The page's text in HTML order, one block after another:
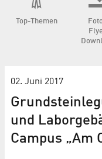
Top-Themen
02. Juni 2017
und
Campus „Am